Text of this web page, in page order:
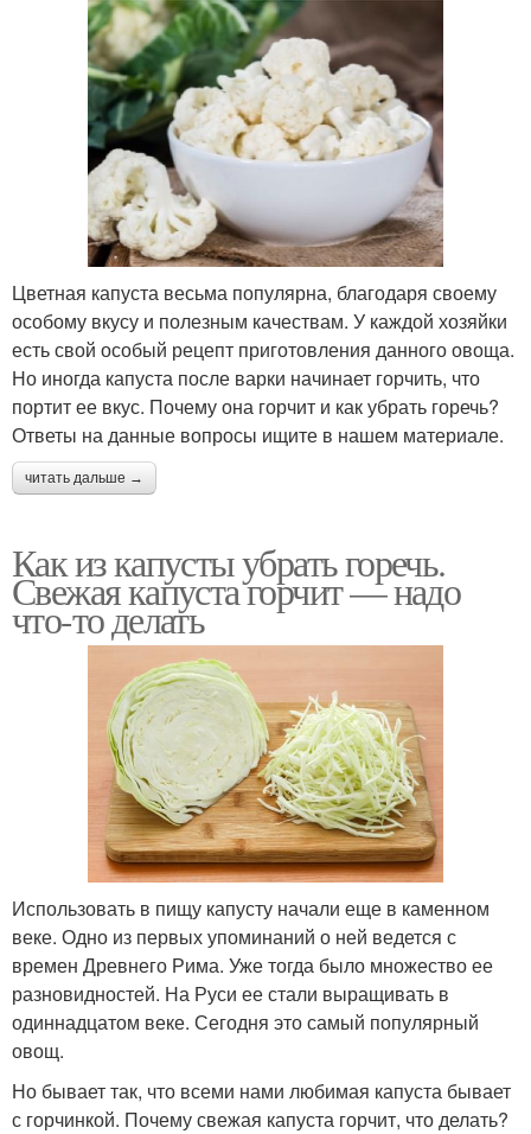
Цветная капуста весьма популярна, благодаря своему
особому вкусу и полезным качествам. У каждой хозяйки
есть свой особый рецепт приготовления данного овоща.
Но иногда капуста после варки начинает горчить, что
портит ее вкус. Почему она горчит и как убрать горечь?
Ответы на данные вопросы ищите в нашем материале.
читать дальше →
Как из капусты убрать горечь.
Свежая капуста горчит — надо
что-то делать
Использовать в пищу капусту начали еще в каменном
веке. Одно из первых упоминаний о ней ведется с
времен Древнего Рима. Уже тогда было множество ее
разновидностей. На Руси ее стали выращивать в
одиннадцатом веке. Сегодня это самый популярный
овощ.
Но бывает так, что всеми нами любимая капуста бывает
с горчинкой. Почему свежая капуста горчит, что делать?